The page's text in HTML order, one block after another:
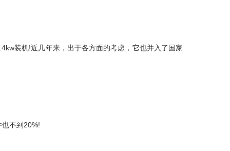
装机!近几年来，出于各方面的考虑，它也并入了国家
不到20%!